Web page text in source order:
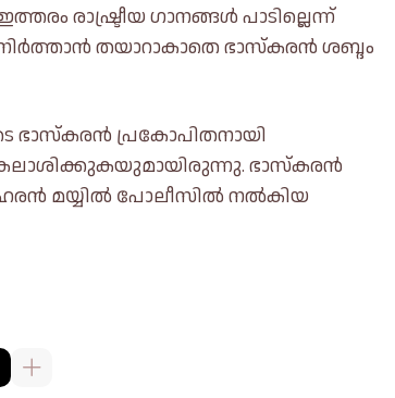
രാഷ്ട്രീയ ഗാനങ്ങള്‍ പാടില്ലെന്ന്
തയാറാകാതെ ഭാസ്കരൻ ശബ്ദം
പ്രകോപിതനായി
ഭാസ്കരൻ
മയ്യില്‍ പോലീസില്‍ നല്‍കിയ